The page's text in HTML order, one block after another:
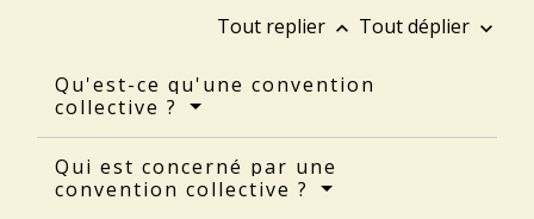
Tout replier keyboard_arrow_up Tout déplier keyboard_arrow_down
Qu'est-ce qu'une convention
collective ?
Qui est concerné par une
convention collective ?